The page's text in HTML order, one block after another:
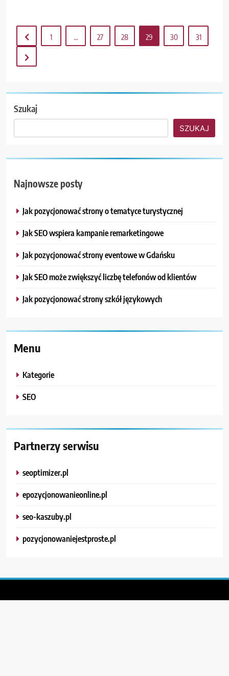
1 … 27 28 29 30 31
Szukaj
SZUKAJ
Najnowsze posty
Jak pozycjonować strony o tematyce turystycznej
Jak SEO wspiera kampanie remarketingowe
Jak pozycjonować strony eventowe w Gdańsku
Jak SEO może zwiększyć liczbę telefonów od klientów
Jak pozycjonować strony szkół językowych
Menu
Kategorie
SEO
Partnerzy serwisu
seoptimizer.pl
epozycjonowanieonline.pl
seo-kaszuby.pl
pozycjonowaniejestproste.pl